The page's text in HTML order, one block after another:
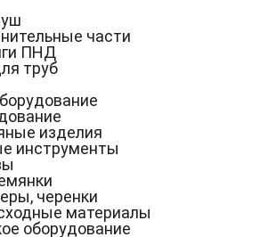
части
ПНД
труб
изделия
инструменты
черенки
материалы
оборудование